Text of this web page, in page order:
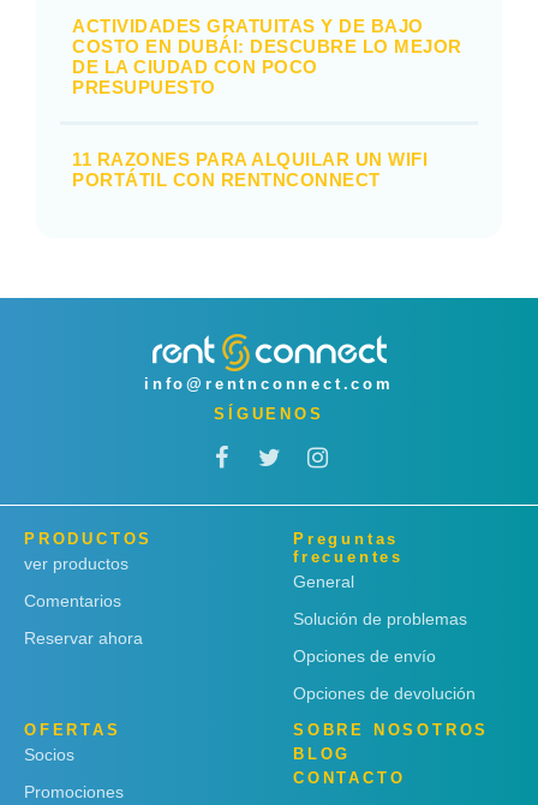
ACTIVIDADES GRATUITAS Y DE BAJO
COSTO EN DUBÁI: DESCUBRE LO MEJOR
DE LA CIUDAD CON POCO
PRESUPUESTO
11 RAZONES PARA ALQUILAR UN WIFI
PORTÁTIL CON RENTNCONNECT
info@rentnconnect.com
SÍGUENOS
PRODUCTOS
ver productos
Comentarios
Reservar ahora
Preguntas
frecuentes
General
Solución de problemas
Opciones de envío
Opciones de devolución
OFERTAS
Socios
Promociones
SOBRE NOSOTROS
BLOG
CONTACTO